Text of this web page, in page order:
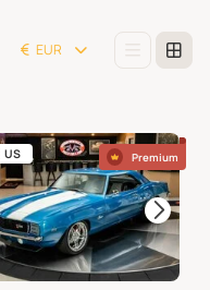
EUR
US Premium